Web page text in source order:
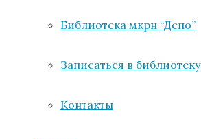
Библиотека мкрн “Депо”
Записаться в библиотеку
Контакты